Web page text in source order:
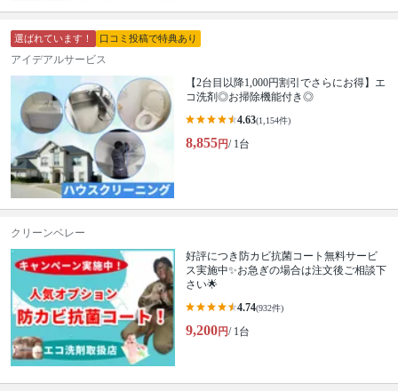
選ばれています！ 口コミ投稿で特典あり
アイデアルサービス
【2台目以降1,000円割引でさらにお得】エ
コ洗剤◎お掃除機能付き◎
4.63(1,154件)
8,855円/ 1台
クリーンベレー
好評につき防カビ抗菌コート無料サービ
ス実施中✨お急ぎの場合は注文後ご相談下
さい🌟
4.74(932件)
9,200円/ 1台